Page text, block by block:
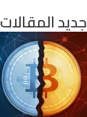
جديد المقالات